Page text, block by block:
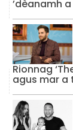
’dèanamh
Rionnag
agus mar a